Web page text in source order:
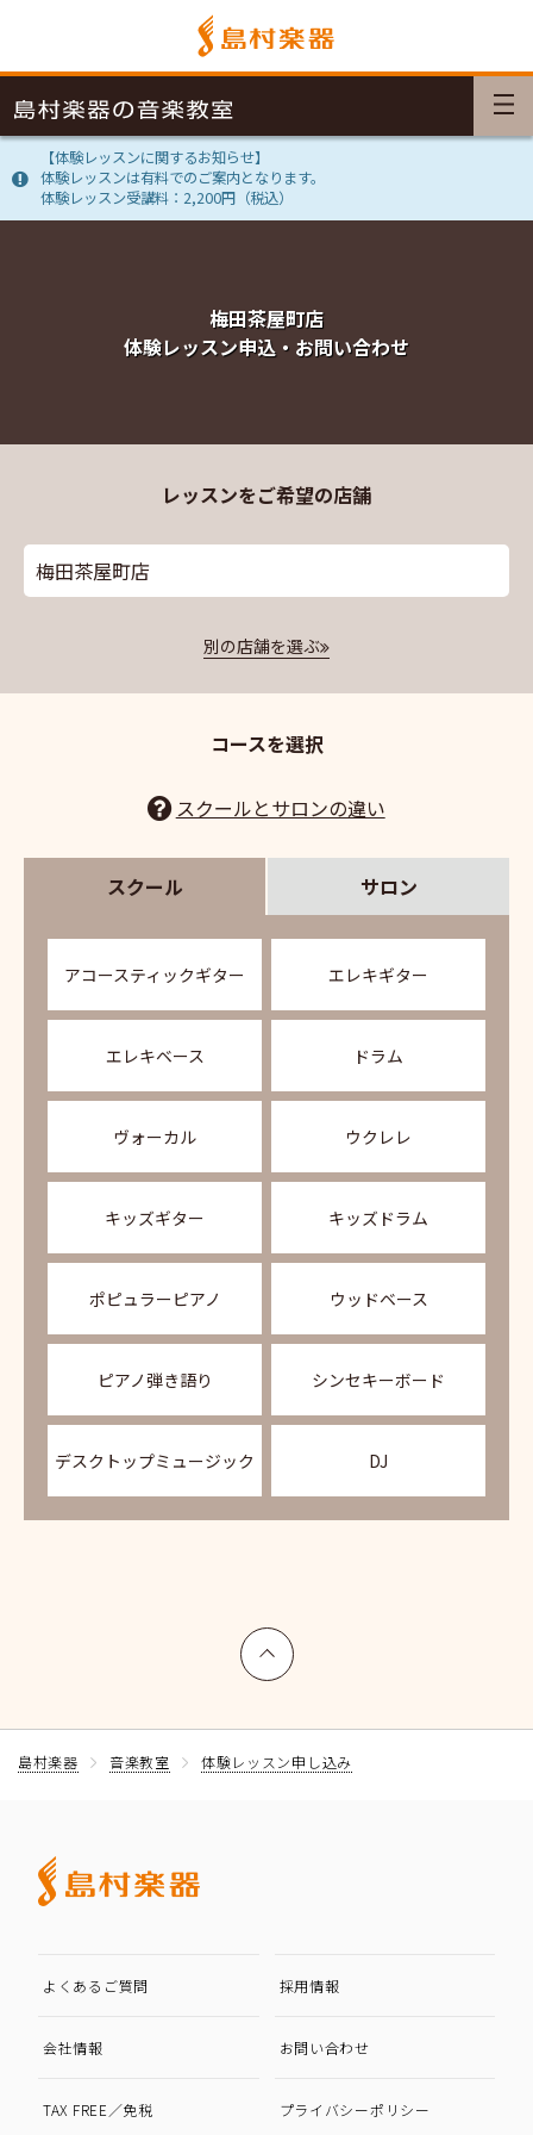
【体験レッスンに関するお知らせ】
体験レッスンは有料でのご案内となります。
体験レッスン受講料：2,200円（税込）
梅田茶屋町店
体験レッスン申込・お問い合わせ
レッスンをご希望の店舗
梅田茶屋町店
別の店舗を選ぶ
コースを選択
スクールとサロンの違い
スクール サロン
アコースティックギター エレキギター
エレキベース ドラム
ヴォーカル ウクレレ
キッズギター キッズドラム
ポピュラーピアノ ウッドベース
ピアノ弾き語り シンセキーボード
デスクトップミュージック DJ
上へ戻る
島村楽器 音楽教室 体験レッスン申し込み
よくあるご質問 採用情報
会社情報 お問い合わせ
TAX FREE／免税 プライバシーポリシー